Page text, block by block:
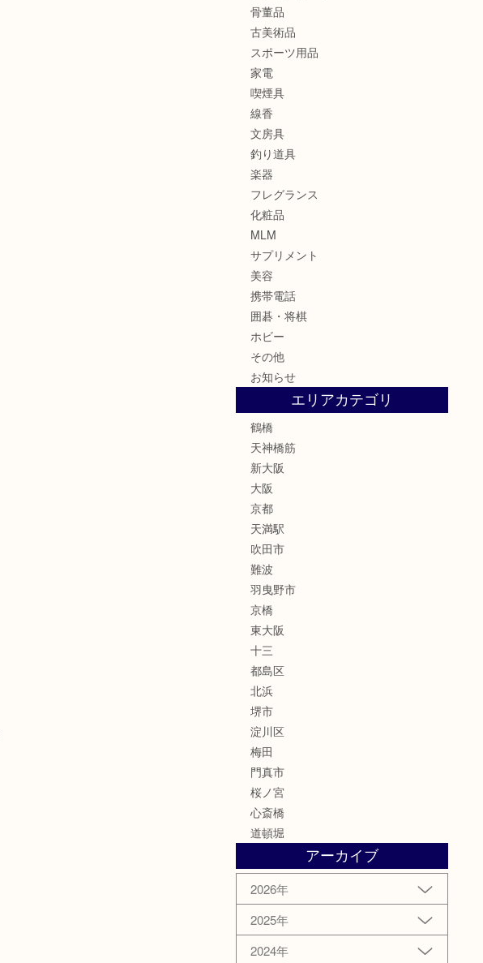
骨董品
古美術品
スポーツ用品
家電
喫煙具
線香
文房具
釣り道具
楽器
フレグランス
化粧品
MLM
サプリメント
美容
携帯電話
囲碁・将棋
ホビー
その他
お知らせ
エリアカテゴリ
鶴橋
天神橋筋
新大阪
大阪
京都
天満駅
吹田市
難波
羽曳野市
京橋
東大阪
十三
都島区
北浜
堺市
淀川区
梅田
門真市
桜ノ宮
心斎橋
道頓堀
アーカイブ
2026年
2025年
2024年